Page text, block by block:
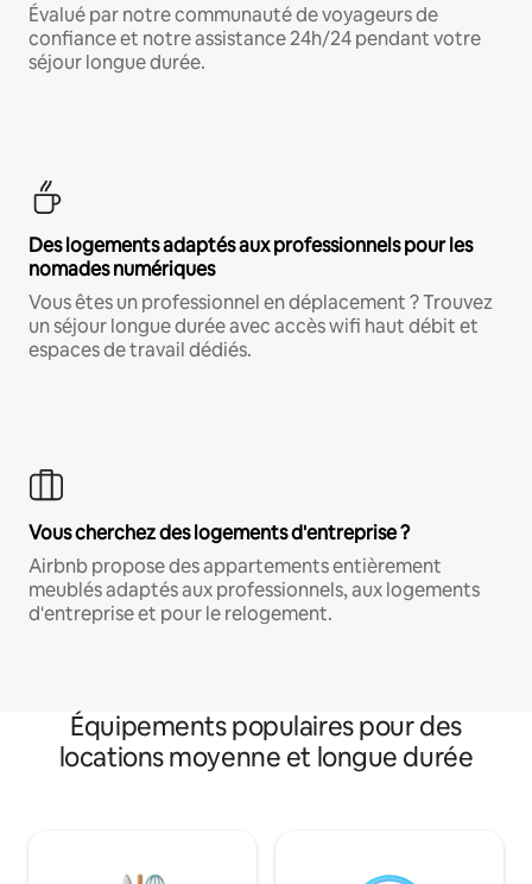
Évalué par notre communauté de voyageurs de
confiance et notre assistance 24h/24 pendant votre
séjour longue durée.
Des logements adaptés aux professionnels pour les
nomades numériques
Vous êtes un professionnel en déplacement ? Trouvez
un séjour longue durée avec accès wifi haut débit et
espaces de travail dédiés.
Vous cherchez des logements d'entreprise ?
Airbnb propose des appartements entièrement
meublés adaptés aux professionnels, aux logements
d'entreprise et pour le relogement.
Équipements populaires pour des
locations moyenne et longue durée